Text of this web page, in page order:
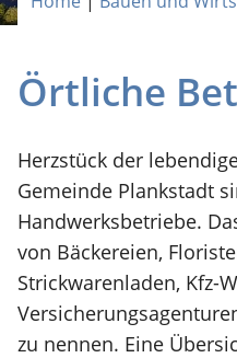
Örtliche
Herzstück der
Gemeinde Plankstadt
Handwerksbetriebe.
von Bäckereien,
Strickwarenladen, Kfz-
zu nennen. Eine